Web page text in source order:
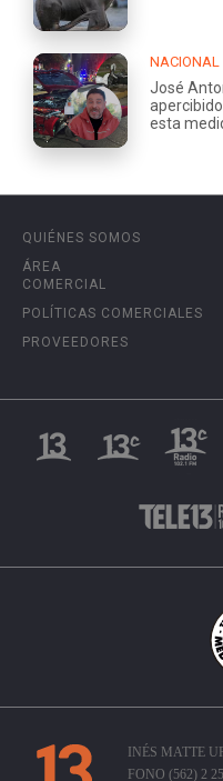
NACIONAL
José
esta
QUIÉNES SOMOS
ÁREA
COMERCIAL
POLÍTICAS COMERCIALES
PROVEEDORES
INÉS MATTE
FONO (562) 2